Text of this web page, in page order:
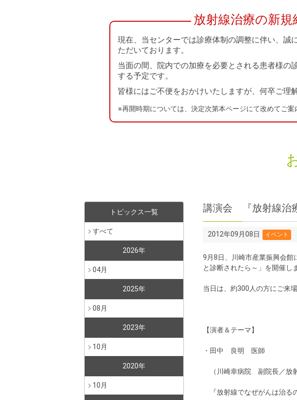
放射線治療の新
現在、当センターでは診療体制の調整に伴い、誠
ただいております。
当面の間、院内での加療を必要とされる患者様の
する予定です。
皆様にはご不便をおかけいたしますが、何卒ご理
※再開時期については、決定次第本ページにて改めてご案
講演会 『放射線治
2012年09月08日 イベント
9月8日、川崎市産業振興会館
と診断されたら～」を開催し
当日は、約300人の方にご来
【演者＆テーマ】
・田中 良明 医師
（川崎幸病院 副院長／放射
『放射線でなぜがんは治る
トピックス一覧
すべて
2026年
04月
2025年
08月
2023年
10月
2020年
10月